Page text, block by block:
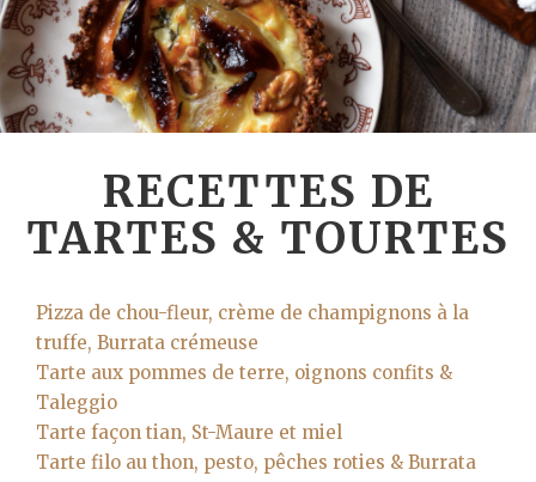
RECETTES DE
TARTES & TOURTES
Pizza de chou-fleur, crème de champignons à la
truffe, Burrata crémeuse
Tarte aux pommes de terre, oignons confits &
Taleggio
Tarte façon tian, St-Maure et miel
Tarte filo au thon, pesto, pêches roties & Burrata